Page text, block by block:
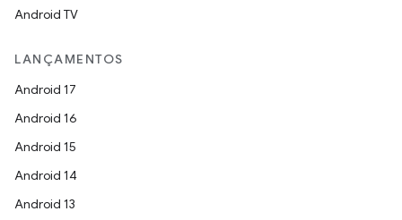
Android TV
LANÇAMENTOS
Android 17
Android 16
Android 15
Android 14
Android 13